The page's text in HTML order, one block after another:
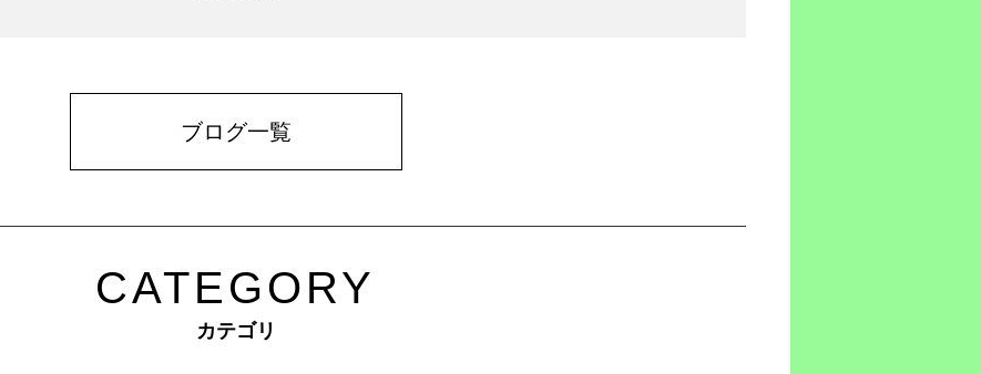
ブログ一覧
CATEGORY
カテゴリ